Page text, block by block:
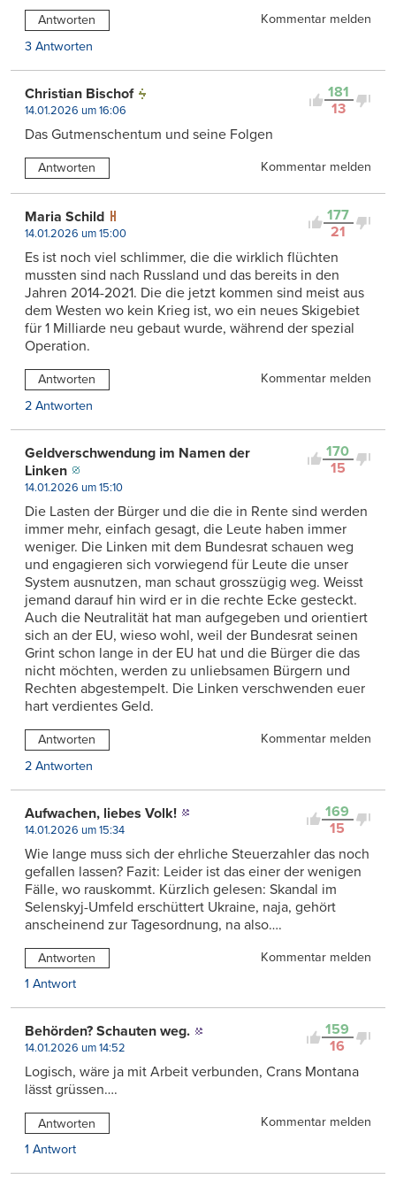
Antworten
Kommentar melden
3 Antworten
181
13
Christian Bischof
14.01.2026 um 16:06
Das Gutmenschentum und seine Folgen
Antworten Kommentar melden
177
21
Maria Schild
14.01.2026 um 15:00
Es ist noch viel schlimmer, die die wirklich flüchten
mussten sind nach Russland und das bereits in den
Jahren 2014-2021. Die die jetzt kommen sind meist aus
dem Westen wo kein Krieg ist, wo ein neues Skigebiet
für 1 Milliarde neu gebaut wurde, während der spezial
Operation.
Antworten
Kommentar melden
2 Antworten
170
15
Geldverschwendung im Namen der
Linken
14.01.2026 um 15:10
Die Lasten der Bürger und die die in Rente sind werden
immer mehr, einfach gesagt, die Leute haben immer
weniger. Die Linken mit dem Bundesrat schauen weg
und engagieren sich vorwiegend für Leute die unser
System ausnutzen, man schaut grosszügig weg. Weisst
jemand darauf hin wird er in die rechte Ecke gesteckt.
Auch die Neutralität hat man aufgegeben und orientiert
sich an der EU, wieso wohl, weil der Bundesrat seinen
Grint schon lange in der EU hat und die Bürger die das
nicht möchten, werden zu unliebsamen Bürgern und
Rechten abgestempelt. Die Linken verschwenden euer
hart verdientes Geld.
Antworten
Kommentar melden
2 Antworten
169
15
Aufwachen, liebes Volk!
14.01.2026 um 15:34
Wie lange muss sich der ehrliche Steuerzahler das noch
gefallen lassen? Fazit: Leider ist das einer der wenigen
Fälle, wo rauskommt. Kürzlich gelesen: Skandal im
Selenskyj-Umfeld erschüttert Ukraine, naja, gehört
anscheinend zur Tagesordnung, na also….
Antworten
Kommentar melden
1 Antwort
159
16
Behörden? Schauten weg.
14.01.2026 um 14:52
Logisch, wäre ja mit Arbeit verbunden, Crans Montana
lässt grüssen….
Antworten
Kommentar melden
1 Antwort